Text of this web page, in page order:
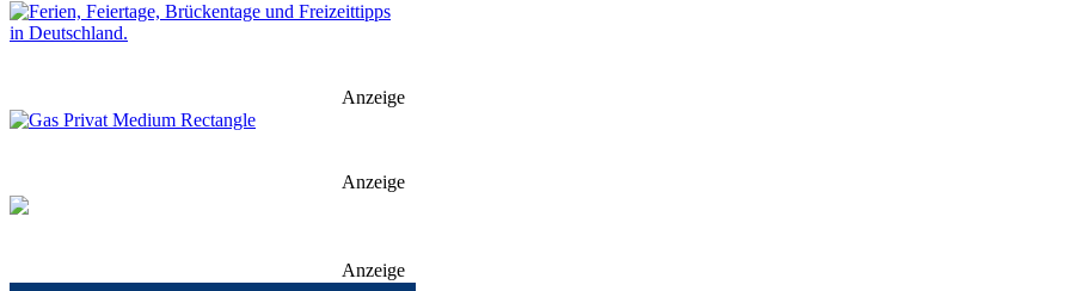
Anzeige
Anzeige
Anzeige